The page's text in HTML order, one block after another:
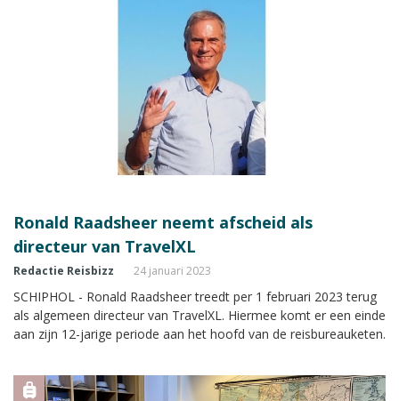
Ronald Raadsheer neemt afscheid als
directeur van TravelXL
Redactie Reisbizz 24 januari 2023
SCHIPHOL - Ronald Raadsheer treedt per 1 februari 2023 terug
als algemeen directeur van TravelXL. Hiermee komt er een einde
aan zijn 12-jarige periode aan het hoofd van de reisbureauketen.